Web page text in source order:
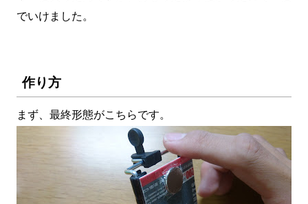
でいけました。
作り方
まず、最終形態がこちらです。